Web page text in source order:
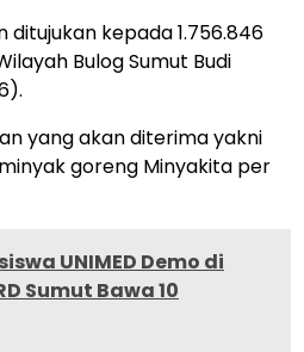
ditujukan kepada 1.756.846
Bulog Sumut Budi
yang akan diterima yakni
goreng Minyakita per
UNIMED Demo di
Sumut Bawa 10